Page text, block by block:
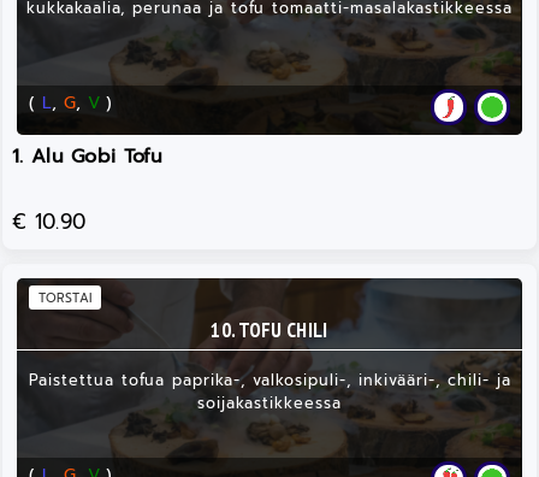
kukkakaalia, perunaa ja tofu tomaatti-masalakastikkeessa
( L, G, V )
1. Alu Gobi Tofu
€ 10.90
10. TOFU CHILI
Paistettua tofua paprika-, valkosipuli-, inkivääri-, chili- ja
soijakastikkeessa
TORSTAI